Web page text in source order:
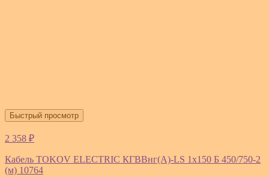
Быстрый просмотр
2 358 ₽
Кабель TOKOV ELECTRIC КГВВнг(А)-LS 1х150 Б 450/750-2
(м) 10764